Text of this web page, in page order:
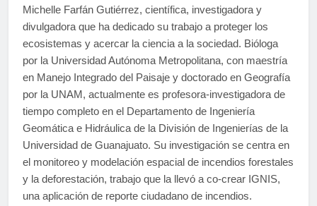
Michelle Farfán Gutiérrez, científica, investigadora y
divulgadora que ha dedicado su trabajo a proteger los
ecosistemas y acercar la ciencia a la sociedad. Bióloga
por la Universidad Autónoma Metropolitana, con maestría
en Manejo Integrado del Paisaje y doctorado en Geografía
por la UNAM, actualmente es profesora-investigadora de
tiempo completo en el Departamento de Ingeniería
Geomática e Hidráulica de la División de Ingenierías de la
Universidad de Guanajuato. Su investigación se centra en
el monitoreo y modelación espacial de incendios forestales
y la deforestación, trabajo que la llevó a co-crear IGNIS,
una aplicación de reporte ciudadano de incendios.